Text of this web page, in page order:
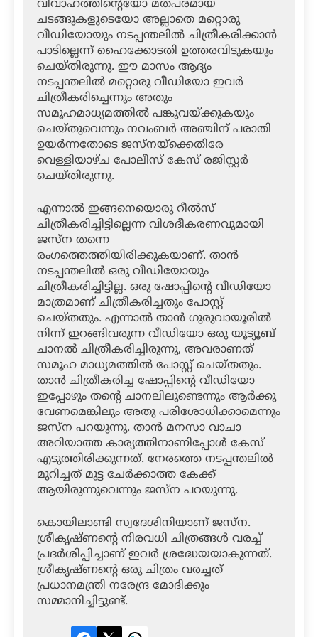
വിവാഹത്തിന്റെയോ മതപരമായ
ചടങ്ങുകളുടെയോ അല്ലാതെ മറ്റൊരു
വീഡിയോയും നടപ്പന്തലില്‍ ചിത്രീകരിക്കാന്‍
പാടില്ലെന്ന് ഹൈക്കോടതി ഉത്തരവിടുകയും
ചെയ്തിരുന്നു. ഈ മാസം ആദ്യം
നടപ്പന്തലില്‍ മറ്റൊരു വീഡിയോ ഇവര്‍
ചിത്രീകരിച്ചെന്നും അതും
സമൂഹമാധ്യമത്തില്‍ പങ്കുവയ്ക്കുകയും
ചെയ്തുവെന്നും നവംബര്‍ അഞ്ചിന് പരാതി
ഉയര്‍ന്നതോടെ ജസ്‌നയ്‌ക്കെതിരേ
വെള്ളിയാഴ്ച പോലീസ് കേസ് രജിസ്റ്റര്‍
ചെയ്തിരുന്നു.
എന്നാല്‍ ഇങ്ങനെയൊരു റീല്‍സ്
ചിത്രീകരിച്ചിട്ടില്ലെന്ന വിശദീകരണവുമായി
ജസ്‌ന തന്നെ
രംഗത്തെത്തിയിരിക്കുകയാണ്. താന്‍
നടപ്പന്തലില്‍ ഒരു വീഡിയോയും
ചിത്രീകരിച്ചിട്ടില്ല. ഒരു ഷോപ്പിന്റെ വീഡിയോ
മാത്രമാണ് ചിത്രീകരിച്ചതും പോസ്റ്റ്
ചെയ്തതും. എന്നാല്‍ താന്‍ ഗുരുവായൂരില്‍
നിന്ന് ഇറങ്ങിവരുന്ന വീഡിയോ ഒരു യൂട്യൂബ്
ചാനല്‍ ചിത്രീകരിച്ചിരുന്നു, അവരാണത്
സമൂഹ മാധ്യമത്തില്‍ പോസ്റ്റ് ചെയ്തതും.
താന്‍ ചിത്രീകരിച്ച ഷോപ്പിന്റെ വീഡിയോ
ഇപ്പോഴും തന്റെ ചാനലിലുണ്ടെന്നും ആര്‍ക്കു
വേണമെങ്കിലും അതു പരിശോധിക്കാമെന്നും
ജസ്‌ന പറയുന്നു. താന്‍ മനസാ വാചാ
അറിയാത്ത കാര്യത്തിനാണിപ്പോള്‍ കേസ്
എടുത്തിരിക്കുന്നത്. നേരത്തെ നടപ്പന്തലില്‍
മുറിച്ചത് മുട്ട ചേര്‍ക്കാത്ത കേക്ക്
ആയിരുന്നുവെന്നും ജസ്‌ന പറയുന്നു.
കൊയിലാണ്ടി സ്വദേശിനിയാണ് ജസ്‌ന.
ശ്രീകൃഷ്ണന്റെ നിരവധി ചിത്രങ്ങള്‍ വരച്ച്
പ്രദര്‍ശിപ്പിച്ചാണ് ഇവര്‍ ശ്രദ്ധേയയാകുന്നത്.
ശ്രീകൃഷ്ണന്റെ ഒരു ചിത്രം വരച്ചത്
പ്രധാനമന്ത്രി നരേന്ദ്ര മോദിക്കും
സമ്മാനിച്ചിട്ടുണ്ട്.